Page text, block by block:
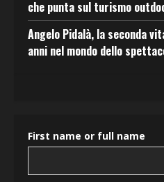
che punta sul turismo
Angelo Pidalà, la seconda
anni nel mondo dello
First name or full name